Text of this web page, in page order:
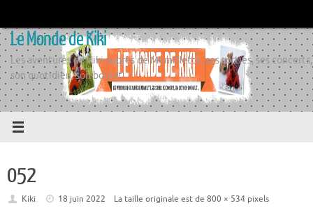
contenu
Le Monde de Kiki
Les aventures de Kiki auprès de Momiflette, ses sorties, ses concerts,
son quotidien, son boulot
052
Kiki 18 juin 2022 La taille originale est de800 × 534 pixels